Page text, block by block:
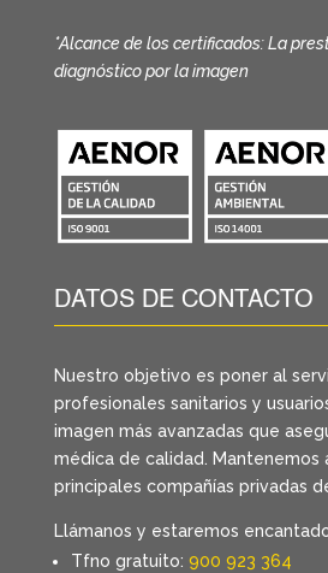
*Alcance de los certificados: La
diagnóstico por la imagen
DATOS DE CONTACTO
Nuestro objetivo es poner al
profesionales sanitarios y
imagen más avanzadas que
médica de calidad. Mantenemos
principales compañías privadas
Llámanos y estaremos
Tfno gratuito: 900 923 364